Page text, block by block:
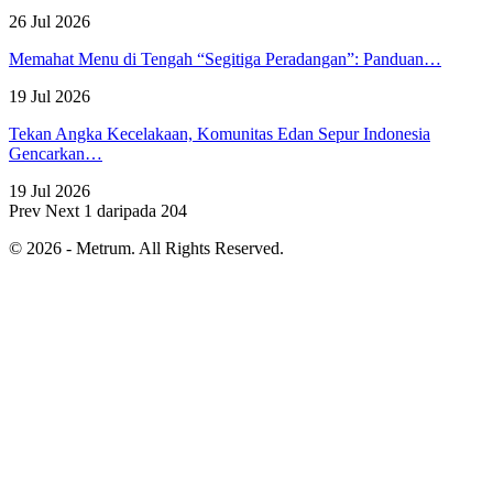
26 Jul 2026
Memahat Menu di Tengah “Segitiga Peradangan”: Panduan…
19 Jul 2026
Tekan Angka Kecelakaan, Komunitas Edan Sepur Indonesia
Gencarkan…
19 Jul 2026
Prev Next 1 daripada 204
© 2026 - Metrum. All Rights Reserved.